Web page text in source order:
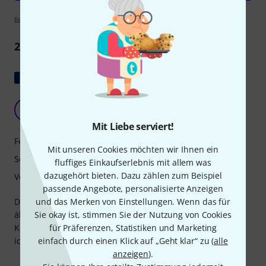
Mit Liebe serviert!
Mit unseren Cookies möchten wir Ihnen ein
fluffiges Einkaufserlebnis mit allem was
dazugehört bieten. Dazu zählen zum Beispiel
passende Angebote, personalisierte Anzeigen
und das Merken von Einstellungen. Wenn das für
Sie okay ist, stimmen Sie der Nutzung von Cookies
für Präferenzen, Statistiken und Marketing
einfach durch einen Klick auf „Geht klar“ zu (alle
anzeigen).
Bewertungsrichtlinien
2Rezensionen
Original zeigen
Das ist mein erstes Schlagzeug; mein Lehrer hat ein
ähnliches Modell. Die Verarbeitung ist hervorragend, der
Klang makellos und angenehm. Es ist auch wunderschön;
ich bin total begeistert. Der Aufbau war kinderleicht.
Features
Sound
Verarbeitung